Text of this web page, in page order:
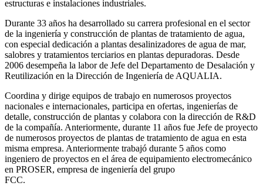
estructuras e instalaciones industriales.
Durante 33 años ha desarrollado su carrera profesional en el sector
de la ingeniería y construcción de plantas de tratamiento de agua,
con especial dedicación a plantas desalinizadores de agua de mar,
salobres y tratamientos terciarios en plantas depuradoras. Desde
2006 desempeña la labor de Jefe del Departamento de Desalación y
Reutilización en la Dirección de Ingeniería de AQUALIA.
Coordina y dirige equipos de trabajo en numerosos proyectos
nacionales e internacionales, participa en ofertas, ingenierías de
detalle, construcción de plantas y colabora con la dirección de R&D
de la compañía. Anteriormente, durante 11 años fue Jefe de proyecto
de numerosos proyectos de plantas de tratamiento de agua en esta
misma empresa. Anteriormente trabajó durante 5 años como
ingeniero de proyectos en el área de equipamiento electromecánico
en PROSER, empresa de ingeniería del grupo
FCC.